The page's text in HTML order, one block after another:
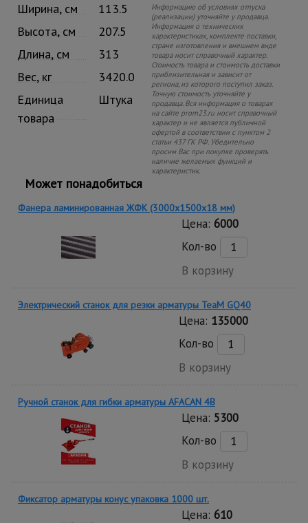
Ширина, см
113.5
Высота, см
207.5
Длина, см
313
Вес, кг
3420.0
Единица
товара
Штука
Информацию об условиях отпуска
(реализации) уточняйте у продавца.
Информация о технических
характеристиках, комплекте поставки,
стране изготовления и внешнем виде
товара носит справочный характер.
Стоимость товара и стоимость доставки
приблизительная и зависит от
региона, из которого поступил заказ.
Точную стоимость уточняйте у
продавца. Вся информация о товарах
на сайте prom23.ru носит справочный
характер и не является публичной
офертой в соответствии с пунктом 2
статьи 437 ГК РФ. Убедительно
просим Вас при покупке проверять
наличие желаемых функций и
характеристик.
Может понадобиться
Фанера ламинированная ЖФК (3000х1500х18 мм)
Цена: 6000
Кол-во
В корзину
Электрический станок для резки арматуры TeaM GQ40
Цена: 135000
Кол-во
В корзину
Ручной станок для гибки арматуры AFACAN 4B
Цена: 5300
Кол-во
В корзину
Фиксатор арматуры конус упаковка 1000 шт.
Цена: 610